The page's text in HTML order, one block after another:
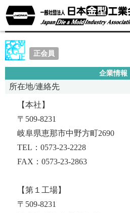
株式会社恵那三洋製作所
正会員
企業情報
所在地/連絡先
【本社】
〒509-8231
岐阜県恵那市中野方町2690
TEL：0573-23-2228
FAX：0573-23-2863
【第１工場】
〒509-8231